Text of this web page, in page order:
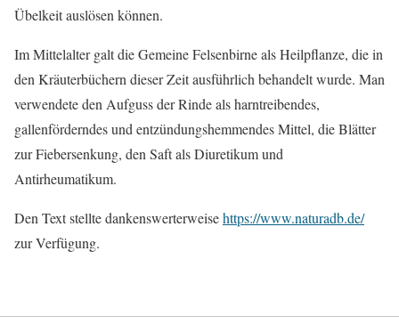
Übelkeit auslösen können.
Im Mittelalter galt die Gemeine Felsenbirne als Heilpflanze, die in
den Kräuterbüchern dieser Zeit ausführlich behandelt wurde. Man
verwendete den Aufguss der Rinde als harntreibendes,
gallenförderndes und entzündungshemmendes Mittel, die Blätter
zur Fiebersenkung, den Saft als Diuretikum und
Antirheumatikum.
Den Text stellte dankenswerterweisehttps://www.naturadb.de/
zur Verfügung.